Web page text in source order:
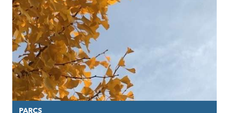
PARCS